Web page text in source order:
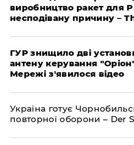
виробництво ракет для
несподівану причину –
ГУР знищило дві
антену керування
Мережі з'явилося відео
Україна готує
повторної оборони – Der